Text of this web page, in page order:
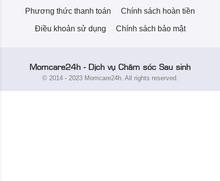
Phương thức thanh toán Chính sách hoàn tiền
Điều khoản sử dụng Chính sách bảo mật
Momcare24h - Dịch vụ Chăm sóc Sau sinh
© 2014 - 2023 Momcare24h. All rights reserved.